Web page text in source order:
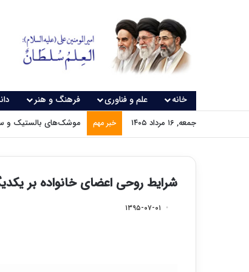
خانه علم و فناوری فرهنگ و هنر
جمعه, ۱۶ مرداد ۱۴۰۵ خبر مهم موشک‌های بالستیک و
شرایط روحی اعضای خانواده بر
۱۳۹۵-۰۷-۰۱